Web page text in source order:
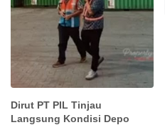
Dirut PT PIL Tinjau
Langsung Kondisi Depo